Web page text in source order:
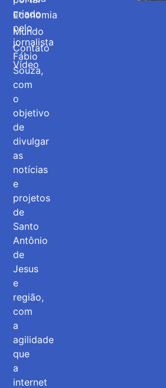
criado
pelo
jornalista
Fábio
Souza,
com
o
objetivo
de
divulgar
as
notícias
e
projetos
de
Santo
Antônio
de
Jesus
e
região,
com
a
agilidade
que
a
internet
Economia
Mundo
Contato
Vídeo